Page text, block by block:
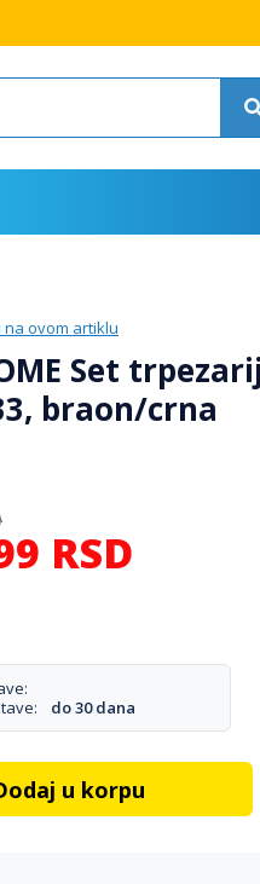
ovom artiklu
Set
braon/crna
RSD
do 30 dana
u korpu